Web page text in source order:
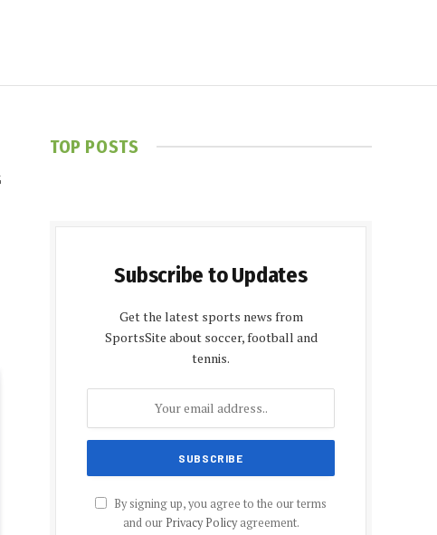
TOP POSTS
Subscribe to Updates
Get the latest sports news from
SportsSite about soccer, football and
tennis.
By signing up, you agree to the our terms
and our Privacy Policyagreement.